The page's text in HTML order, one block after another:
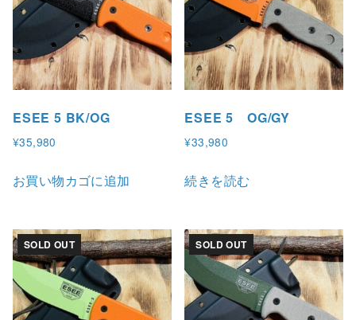
ESEE 5 BK/OG
¥35,980
お買い物カゴに追加
ESEE 5 OG/GY
¥33,980
続きを読む
SOLD OUT SOLD OUT